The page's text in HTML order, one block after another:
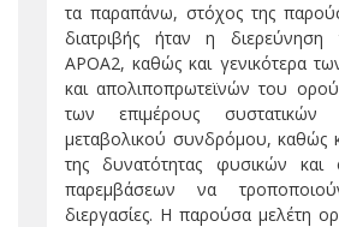
τα παραπάνω, στόχος της
διατριβής ήταν η
APOA2, καθώς και γενικότερα
και απολιποπρωτεϊνών του
των επιμέρους συστατικών
μεταβολικού συνδρόμου, καθώς
της δυνατότητας φυσικών και
παρεμβάσεων να
διεργασίες. Η παρούσα μελέτη